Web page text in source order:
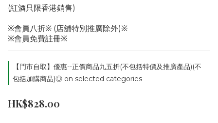
(紅酒只限香港銷售)
※會員八折※ (店舖特別推廣除外)※
※會員免費註冊※
【門市自取】優惠--正價商品九五折(不包括特價及推廣產品)(不
包括加購商品)◎ on selected categories
HK$828.00